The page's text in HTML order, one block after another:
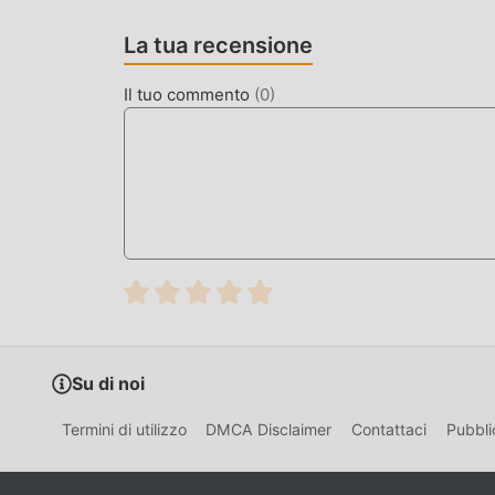
La tua recensione
Il tuo commento (0)
Su di noi
Termini di utilizzo DMCA Disclaimer Contattaci